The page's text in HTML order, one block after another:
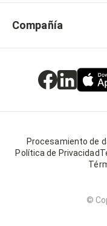
Compañía
Procesamiento de
Política de Privacidad
©